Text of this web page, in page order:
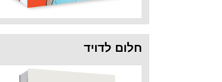
חלום לדויד